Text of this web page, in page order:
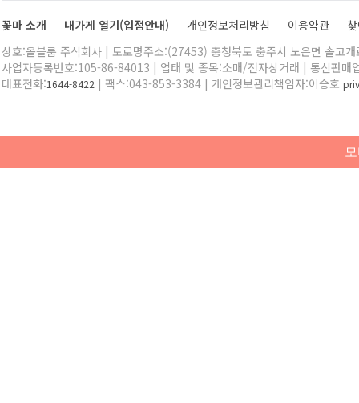
꽃마 소개 내가게 열기(입점안내) 개인정보처리방침 이용약관
상호:올블룸 주식회사 | 도로명주소:(27453) 충청북도 충주시 노은면 솔고
사업자등록번호:105-86-84013 | 업태 및 종목:소매/전자상거래 | 통신판매
대표전화:1644-8422 | 팩스:043-853-3384 | 개인정보관리책임자:이승호